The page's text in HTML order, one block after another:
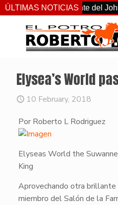
ÚLTIMAS NOTICIAS
más consistente del John
Elysea’s World
10 February, 2018
Por Roberto L Rodriguez
Elyseas World the
King
​Aprovechando otra brillante
miembro del Salón de la